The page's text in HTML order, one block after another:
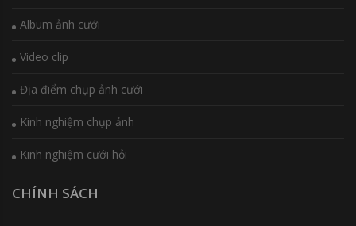
Album ảnh cưới
Video clip
Địa điểm chụp ảnh cưới
Kinh nghiệm chụp ảnh
Kinh nghiệm cưới hỏi
CHÍNH SÁCH